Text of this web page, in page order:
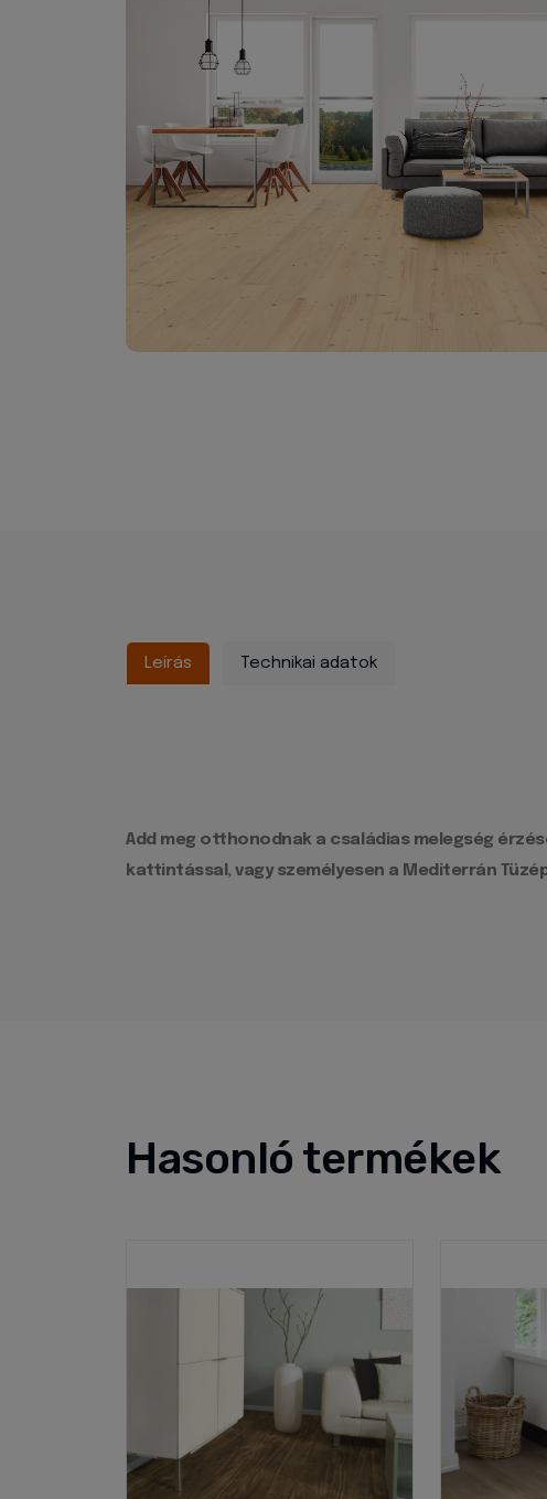
Leírás Technikai adatok
Add meg otthonodnak a családias melegség
kattintással, vagy személyesen a Mediterrán
Hasonló termékek